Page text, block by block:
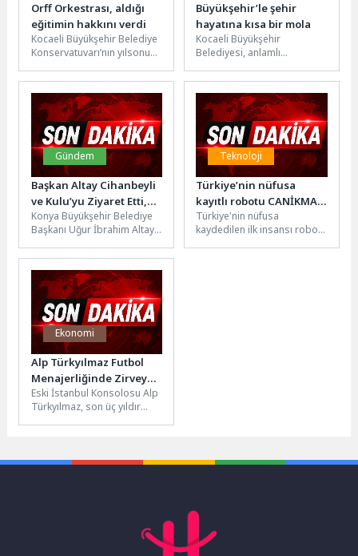
Orff Orkestrası, aldığı
eğitimin hakkını verdi
Kocaeli Büyükşehir Belediye
Konservatuvarı’nın yılsonu
devam etti. Türkiye’de
sadece Büyükşehir
Konservatuvarı’nda...
Büyükşehir’le şehir
hayatına kısa bir mola
Kocaeli Büyükşehir
Belediyesi, anlamlı
yapmaya devam ediyor. Bu
kapsamda Kocaeli Kent
Konseyi...
Gündem
Başkan Altay Cihanbeyli
ve Kulu’yu Ziyaret Etti,
Kulu İtfaiye Merkezi’nin
Temelini Attı
Konya Büyükşehir Belediye
Başkanı Uğur İbrahim Altay,
Konyalılarla buluşarak Kulu
İtfaiye Merkezi’nin...
Teknoloji
Türkiye’nin nüfusa
kayıtlı robotu CANİKMAN
Öğrencilerle Buluştu
Türkiye'nin nüfusa
kaydedilen ilk insansı robotu
Ekonomi
Alp Türkyılmaz Futbol
Menajerliğinde Zirveye
Yükseldi
Eski İstanbul Konsolosu Alp
Türkyılmaz, son üç yıldır